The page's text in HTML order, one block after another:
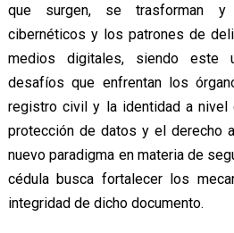
que surgen, se trasforman
cibernéticos y los patrones de
medios digitales, siendo este
desafíos que enfrentan los
registro civil y la identidad a nivel
protección de datos y el derecho
nuevo paradigma en materia de
cédula busca fortalecer los
integridad de dicho documento.